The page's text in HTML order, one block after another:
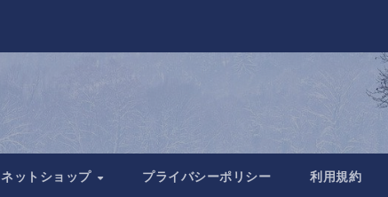
ネットショップ プライバシーポリシー 利用規約